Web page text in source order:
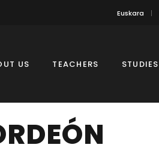
Euskara
US TEACHERS STUDIES